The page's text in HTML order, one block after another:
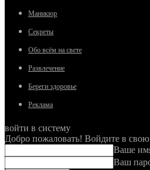
Маникюр
Секреты
Обо всём на свете
Развлечение
Береги здоровье
Реклама
войти в систему
Добро пожаловать! Войдите в
Ваше
Ваш